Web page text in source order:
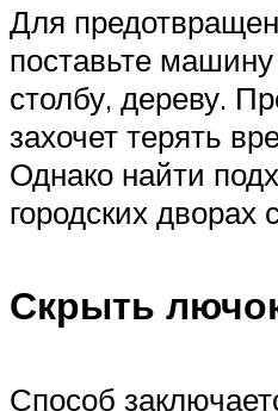
Для
поставьте
столбу, дереву.
захочет терять
Однако найти
городских дворах
Скрыть
Способ